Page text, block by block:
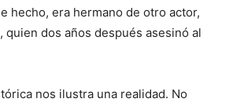
hecho, era hermano de otro actor,
quien dos años después asesinó al
nos ilustra una realidad. No